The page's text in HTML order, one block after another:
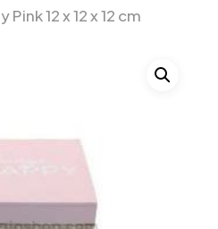
12 x 12 x 12 cm